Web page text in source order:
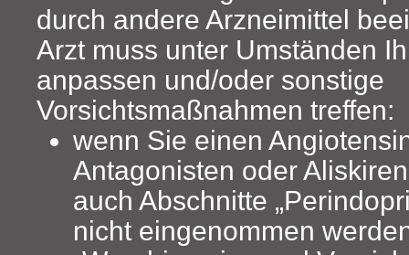
durch andere Arzneimittel
Arzt muss unter Umständen
anpassen und/oder sonstige
Vorsichtsmaßnahmen treffen:
wenn Sie einen
Antagonisten oder
auch Abschnitte
nicht eingenommen